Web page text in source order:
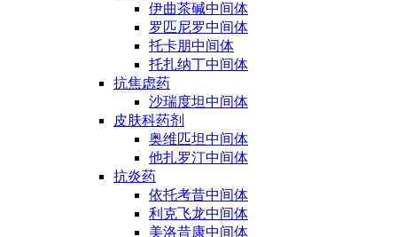
伊曲茶碱中间体
罗匹尼罗中间体
托卡朋中间体
托扎纳丁中间体
抗焦虑药
沙瑞度坦中间体
皮肤科药剂
奥维匹坦中间体
他扎罗汀中间体
抗炎药
依托考昔中间体
利克飞龙中间体
美洛昔康中间体